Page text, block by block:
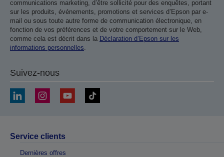
communications marketing, d’être sollicité pour des enquêtes, portant
sur les produits, événements, promotions et services d’Epson par e-
mail ou sous toute autre forme de communication électronique, en
fonction de vos préférences et de votre comportement sur le Web,
comme cela est décrit dans la Déclaration d’Epson sur les
informations personnelles
Suivez-nous
Service clients
Dernières offres